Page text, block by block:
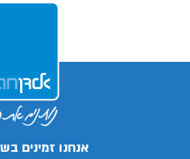
אנחנו זמינים